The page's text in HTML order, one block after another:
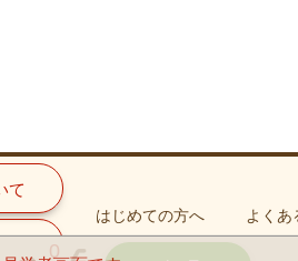
0
て
はじめての方へ よくあ